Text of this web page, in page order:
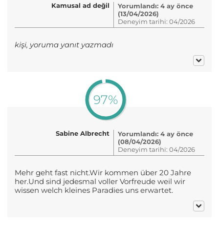
Kamusal ad değil
Yorumlandı: 4 ay önce
(13/04/2026)
Deneyim tarihi: 04/2026
kişi, yoruma yanıt yazmadı
97%
Sabine Albrecht
Yorumlandı: 4 ay önce
(08/04/2026)
Deneyim tarihi: 04/2026
Mehr geht fast nicht.Wir kommen über 20 Jahre
her.Und sind jedesmal voller Vorfreude weil wir
wissen welch kleines Paradies uns erwartet.